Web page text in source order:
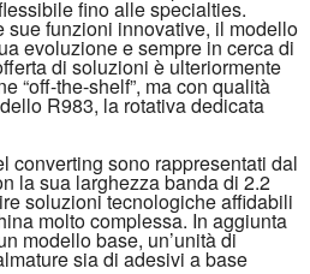
fino alle specialties.
sue funzioni innovative, il modello
evoluzione e sempre in cerca di
di soluzioni è ulteriormente
“off-the-shelf”, ma con qualità
R983, la rotativa dedicata
converting sono rappresentati dal
la sua larghezza banda di 2.2
soluzioni tecnologiche affidabili
molto complessa. In aggiunta
modello base, un’unità di
sia di adesivi a base